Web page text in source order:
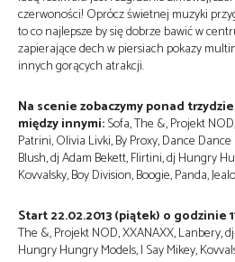
czerwoności! Oprócz świetnej muzyki
to co najlepsze by się dobrze bawić w
zapierające dech w piersiach pokazy
innych gorących atrakcji.
Na scenie zobaczymy ponad
między innymi:Sofa, The &, Projekt
Patrini, Olivia Livki, By Proxy, Dance
Blush, dj Adam Bekett, Flirtini, dj Hungry
Kovvalsky, Boy Division, Boogie, Panda,
Start 22.02.2013 (piątek) o godzinie
The &, Projekt NOD, XXANAXX, Lanbery,
Hungry Hungry Models, I Say Mikey,